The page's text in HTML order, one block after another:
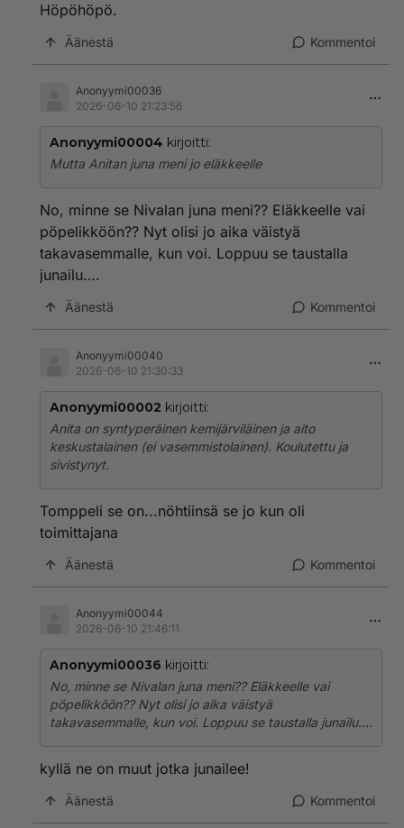
Höpöhöpö.
Äänestä Kommentoi
Anonyymi00036
2026-06-10 21:23:56
Anonyymi00004 kirjoitti:
Mutta Anitan juna meni jo eläkkeelle
No, minne se Nivalan juna meni?? Eläkkeelle vai
pöpelikköön?? Nyt olisi jo aika väistyä
takavasemmalle, kun voi. Loppuu se taustalla
junailu….
Äänestä Kommentoi
Anonyymi00040
2026-06-10 21:30:33
Anonyymi00002 kirjoitti:
Anita on syntyperäinen kemijärviläinen ja aito
keskustalainen (ei vasemmistolainen). Koulutettu ja
sivistynyt.
Tomppeli se on...nöhtiinsä se jo kun oli
toimittajana
Äänestä Kommentoi
Anonyymi00044
2026-06-10 21:46:11
Anonyymi00036 kirjoitti:
No, minne se Nivalan juna meni?? Eläkkeelle vai
pöpelikköön?? Nyt olisi jo aika väistyä
takavasemmalle, kun voi. Loppuu se taustalla junailu….
kyllä ne on muut jotka junailee!
Äänestä Kommentoi